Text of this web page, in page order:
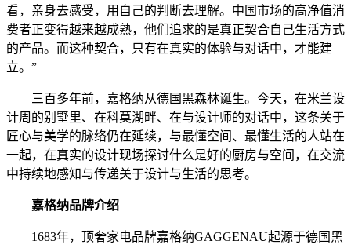
看，亲身去感受，用自己的判断去理解。中国市场的高净值消
费者正变得越来越成熟，他们追求的是真正契合自己生活方式
的产品。而这种契合，只有在真实的体验与对话中，才能建
立。”
三百多年前，嘉格纳从德国黑森林诞生。今天，在米兰设
计周的别墅里、在科莫湖畔、在与设计师的对话中，这条关于
匠心与美学的脉络仍在延续，与最懂空间、最懂生活的人站在
一起，在真实的设计现场探讨什么是好的厨房与空间，在交流
中持续地感知与传递关于设计与生活的思考。
嘉格纳品牌介绍
1683年，顶奢家电品牌嘉格纳GAGGENAU起源于德国黑